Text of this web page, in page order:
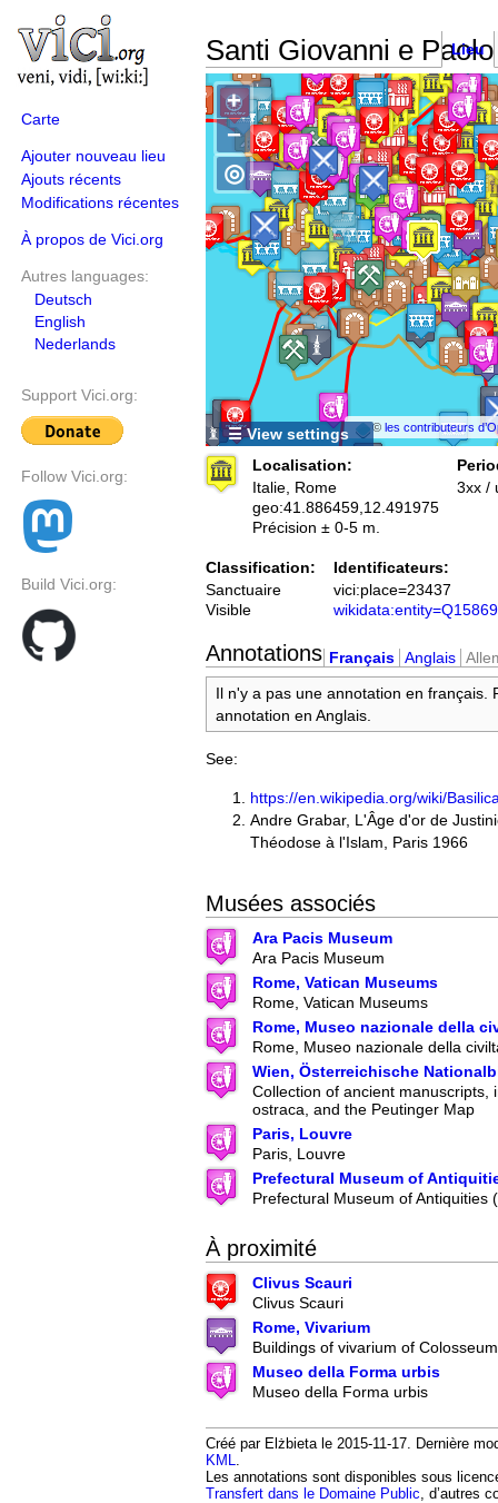
Carte
Ajouter nouveau lieu
Ajouts récents
Modifications récentes
À propos de Vici.org
Autres languages:
Deutsch
English
Nederlands
Support Vici.org:
Follow Vici.org:
Build Vici.org:
Santi Giovanni e Lieu
+
−
©les contributeurs
◎
☰ View settings
Localisation:
Italie, Rome
geo:41.886459,12.491975
Précision ± 0-5 m.
3xx /
Classification:
Sanctuaire
Visible
Identificateurs:
vici:place=23437
Annotations Français Anglais
Il n'y a pas une annotation en français.
annotation en Anglais.
See:
https://en.wikipedia.org/wiki/
Andre Grabar, L'Âge d'or de
Théodose à l'Islam, Paris 1966
Musées associés
Ara Pacis Museum
Ara Pacis Museum
Rome, Vatican Museums
Rome, Vatican Museums
Rome, Museo nazionale della
Rome, Museo nazionale della
Wien, Österreichische
Collection of ancient manuscripts,
ostraca, and the Peutinger Map
Paris, Louvre
Paris, Louvre
Prefectural Museum of
Prefectural Museum of Antiquities
À proximité
Clivus Scauri
Clivus Scauri
Rome, Vivarium
Buildings of vivarium of
Museo della Forma urbis
Museo della Forma urbis
Créé par Elżbieta le 2015-11-17. Dernière
KML
Les annotations sont disponibles sous
Transfert dans le Domaine Public , d’autres